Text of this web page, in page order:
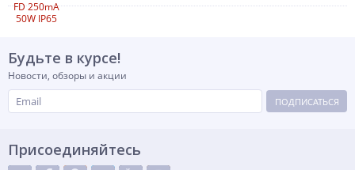
Будьте в курсе!
Новости, обзоры и акции
ПОДПИСАТЬСЯ
Присоединяйтесь